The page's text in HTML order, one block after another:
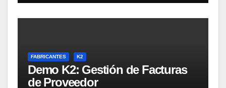
FABRICANTES K2
Demo K2: Gestión de Facturas
de Proveedor